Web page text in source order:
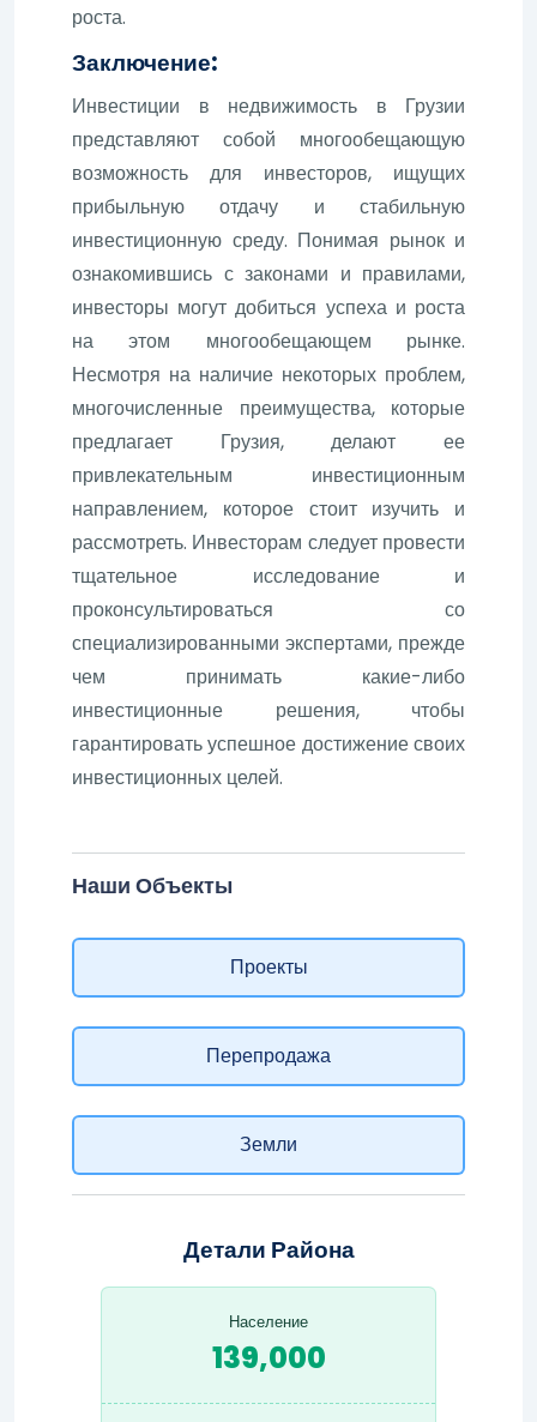
роста.
Заключение:
Инвестиции в недвижимость в Грузии
представляют собой многообещающую
возможность для инвесторов, ищущих
прибыльную отдачу и стабильную
инвестиционную среду. Понимая рынок и
ознакомившись с законами и правилами,
инвесторы могут добиться успеха и роста
на этом многообещающем рынке.
Несмотря на наличие некоторых проблем,
многочисленные преимущества, которые
предлагает Грузия, делают ее
привлекательным инвестиционным
направлением, которое стоит изучить и
рассмотреть. Инвесторам следует провести
тщательное исследование и
проконсультироваться со
специализированными экспертами, прежде
чем принимать какие-либо
инвестиционные решения, чтобы
гарантировать успешное достижение своих
инвестиционных целей.
Наши Объекты
Проекты
Перепродажа
Земли
Детали Района
Население
139,000